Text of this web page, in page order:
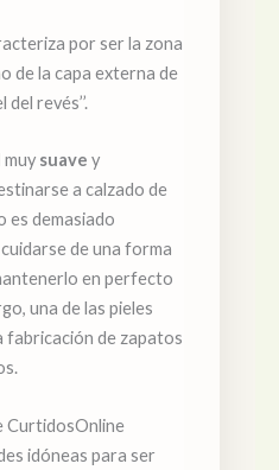
por ser la zona
de la capa externa de
del revés’’.
muy suave y
a calzado de
es demasiado
de una forma
en perfecto
una de las pieles
fabricación de zapatos
CurtidosOnline
idóneas para ser